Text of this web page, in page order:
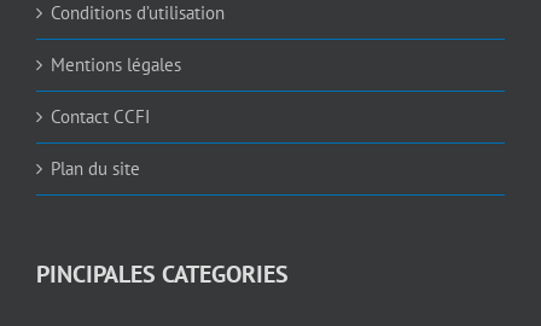
Conditions d’utilisation
Mentions légales
Contact CCFI
Plan du site
PINCIPALES CATEGORIES